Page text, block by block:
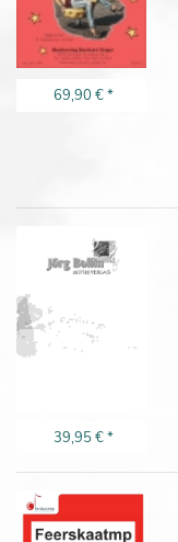
69,90 €*
39,95 €*